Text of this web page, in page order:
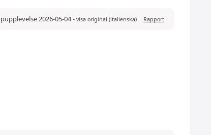
2026-05-04- visa original (italienska) Rapport